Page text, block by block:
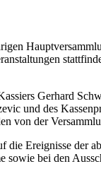
Gerhard
und des
von der
Ereignisse der
bei den